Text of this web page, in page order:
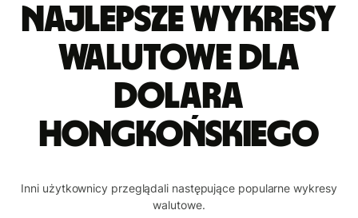
Najlepsze wykresy
walutowe dla
dolara
hongkońskiego
Inni użytkownicy przeglądali następujące popularne wykresy
walutowe.